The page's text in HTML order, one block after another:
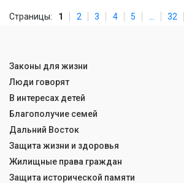
Страницы: 1 2 3 4 5 32
Законы для жизни
Люди говорят
В интересах детей
Благополучие семей
Дальний Восток
Защита жизни и здоровья
Жилищные права граждан
Защита исторической памяти